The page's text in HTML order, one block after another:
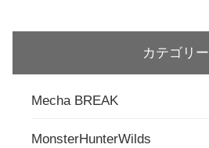
カテゴリー
Mecha BREAK
MonsterHunterWilds